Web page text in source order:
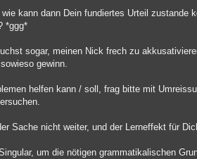
kann dann Dein fundiertes Urteil zustande
*ggg*
sogar, meinen Nick frech zu
gewinn.
helfen kann / soll, frag bitte mit
Sache nicht weiter, und der Lerneffekt für
um die nötigen grammatikalischen